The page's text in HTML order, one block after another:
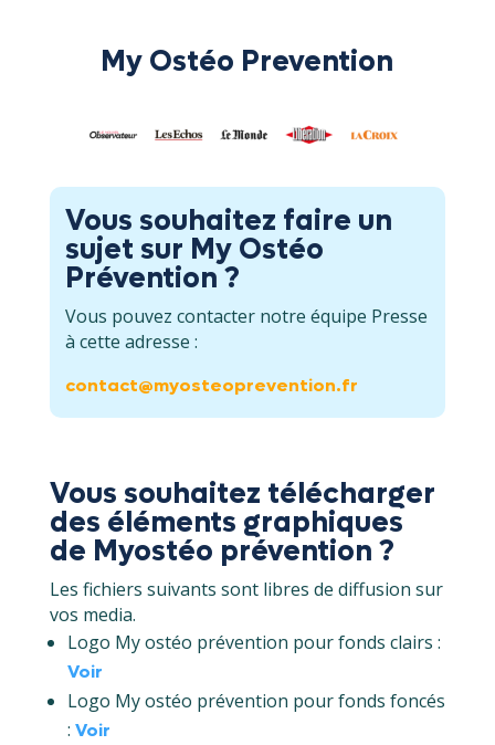
My Ostéo Prevention
Vous souhaitez faire un
sujet sur My Ostéo
Prévention ?
Vous pouvez contacter notre équipe Presse
à cette adresse :
contact@myosteoprevention.fr
Vous souhaitez télécharger
des éléments graphiques
de Myostéo prévention ?
Les fichiers suivants sont libres de diffusion sur
vos media.
Logo My ostéo prévention pour fonds clairs :
Voir
Logo My ostéo prévention pour fonds foncés
: Voir